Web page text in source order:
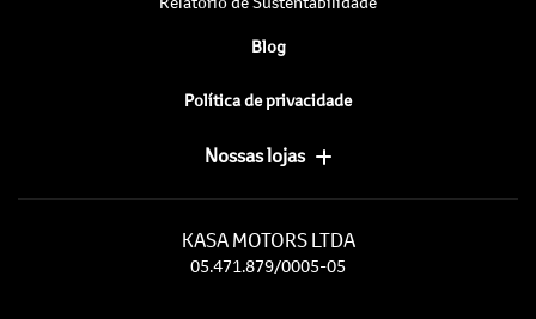
Blog
Política de privacidade
Nossas lojas
KASA MOTORS LTDA
05.471.879/0005-05